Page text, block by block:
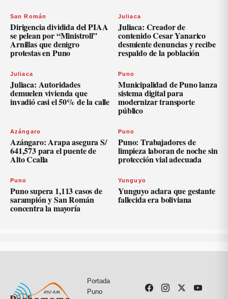
San Román
Dirigencia dividida del PIAA
se pelean por “Ministroll”
Arnillas que denigro
protestas en Puno
Juliaca
Juliaca: Creador de
contenido Cesar Yanarico
desmiente denuncias y recibe
respaldo de la población
Juliaca
Juliaca: Autoridades
demuelen vivienda que
invadió casi el 50% de la calle
Puno
Municipalidad de Puno lanza
sistema digital para
modernizar transporte
público
Azángaro
Azángaro: Arapa asegura S/
641,573 para el puente de
Alto Ccalla
Puno
Puno: Trabajadores de
limpieza laboran de noche sin
protección vial adecuada
Puno
Puno supera 1,113 casos de
sarampión y San Román
concentra la mayoría
Yunguyo
Yunguyo aclara que gestante
fallecida era boliviana
Portada
Puno